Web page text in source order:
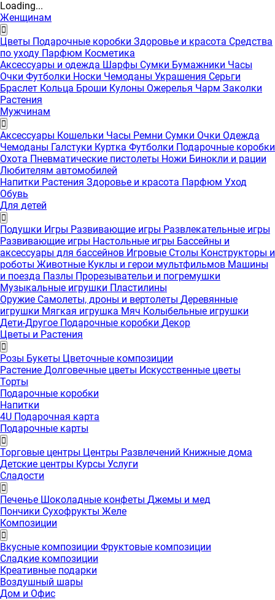
Loading...
Женщинам
Цветы Подарочные коробки Здоровье и красота Средства
по уходу Парфюм Косметика
Аксессуары и одежда Шарфы Сумки Бумажники Часы
Очки Футболки Носки Чемоданы Украшения Серьги
Браслет Кольца Броши Кулоны Ожерелья Чарм Заколки
Растения
Мужчинам
Аксессуары Кошельки Часы Ремни Сумки Очки Одежда
Чемоданы Галстуки Куртка Футболки Подарочные коробки
Охота Пневматические пистолеты Ножи Бинокли и рации
Любителям автомобилей
Напитки Растения Здоровье и красота Парфюм Уход
Обувь
Для детей
Подушки Игры Развивающие игры Развлекательные игры
Развивающие игры Настольные игры Бассейны и
аксессуары для бассейнов Игровые Столы Конструкторы и
роботы Животные Куклы и герои мультфильмов Машины
и поезда Пазлы Прорезывательи и погремушки
Музыкальные игрушки Пластилины
Оружие Самолеты, дроны и вертолеты Деревянные
игрушки Мягкая игрушка Мяч Колыбельные игрушки
Дети-Другое Подарочные коробки Декор
Цветы и Растения
Розы Букеты Цветочные композиции
Растение Долговечные цветы Искусственные цветы
Торты
Подарочные коробки
Напитки
4U Подарочная карта
Подарочные карты
Торговые центры Центры Развлечений Книжные дома
Детские центры Курсы Услуги
Сладости
Печенье Шоколадные конфеты Джемы и мед
Пончики Сухофрукты Желе
Композиции
Вкусные композиции Фруктовые композиции
Сладкие композиции
Креативные подарки
Воздушный шары
Дом и Офис